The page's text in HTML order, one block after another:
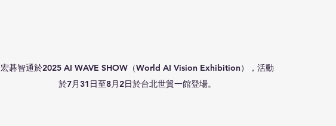
宏碁智通於2025 AI WAVE SHOW（World AI Vision Exhibition），活動
於7月31日至8月2日於台北世貿一館登場。